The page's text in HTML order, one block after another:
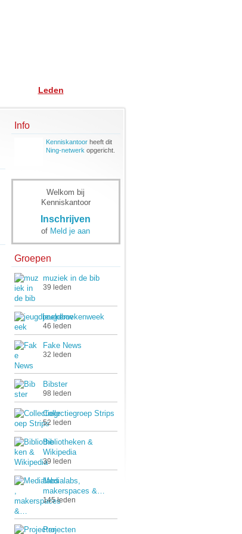
Leden
Info
Kenniskantoorheeft dit
Ning-netwerk opgericht.
Welkom bij
Kenniskantoor
Inschrijven
of Meld je aan
Groepen
muziek in de bib
39 leden
jeugdboekenweek
46 leden
Fake News
32 leden
Bibster
98 leden
Collectiegroep Strips
52 leden
Bibliotheken &
Wikipedia
39 leden
Medialabs,
makerspaces &…
145 leden
Projecten